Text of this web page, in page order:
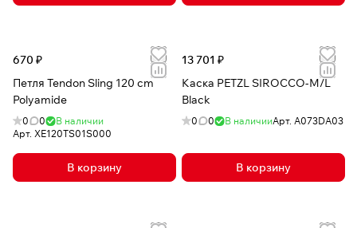
670 ₽
Петля Tendon Sling 120 cm
Polyamide
0 0
В наличии
Арт. XE120TS01S000
В корзину
13 701 ₽
Каска PETZL SIROCCO-M/L
Black
0 0 В наличииАрт. A073DA03
В корзину